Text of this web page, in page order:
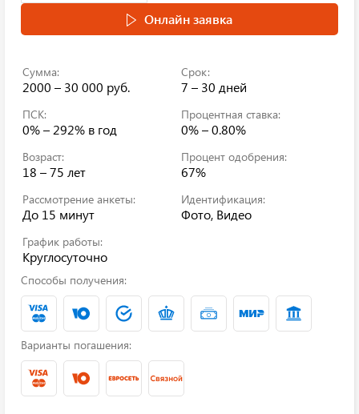
Онлайн заявка
Сумма:
2000 – 30 000 руб.
Срок:
7 – 30 дней
ПСК:
0% – 292% в год
Процентная ставка:
0% – 0.80%
Возраст:
18 – 75 лет
Процент одобрения:
67%
Рассмотрение анкеты:
До 15 минут
Идентификация:
Фото, Видео
График работы:
Круглосуточно
Способы получения:
Варианты погашения: